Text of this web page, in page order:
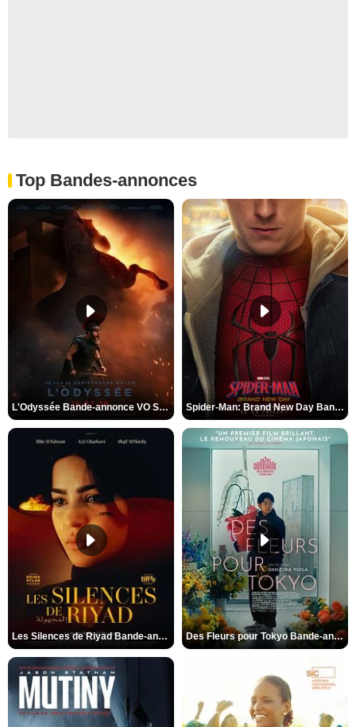
Top Bandes-annonces
L'Odyssée Bande-annonce VO STFR Spider-Man: Brand New Day Bande-annonce VO STFR
Les Silences de Riyad Bande-annonce VO STFR Des Fleurs pour Tokyo Bande-annonce VO STFR